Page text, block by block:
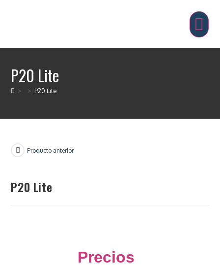
P20 Lite
> > P20 Lite
Producto anterior
P20 Lite
Precios